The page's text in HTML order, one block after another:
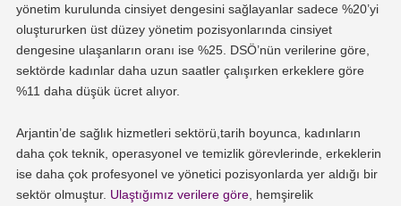
yönetim kurulunda cinsiyet dengesini sağlayanlar sadece %20’yi
oluştururken üst düzey yönetim pozisyonlarında cinsiyet
dengesine ulaşanların oranı ise %25. DSÖ’nün verilerine göre,
sektörde kadınlar daha uzun saatler çalışırken erkeklere göre
%11 daha düşük ücret alıyor.
Arjantin’de sağlık hizmetleri sektörü,tarih boyunca, kadınların
daha çok teknik, operasyonel ve temizlik görevlerinde, erkeklerin
ise daha çok profesyonel ve yönetici pozisyonlarda yer aldığı bir
sektör olmuştur. Ulaştığımız verilere göre, hemşirelik